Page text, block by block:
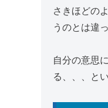
さきほどの
うのとは違
自分の意思
る、、、と